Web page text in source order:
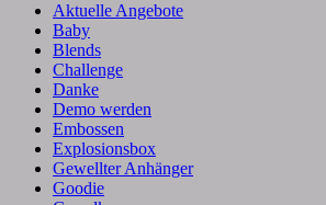
Aktuelle Angebote
Baby
Blends
Challenge
Danke
Demo werden
Embossen
Explosionsbox
Gewellter Anhänger
Goodie